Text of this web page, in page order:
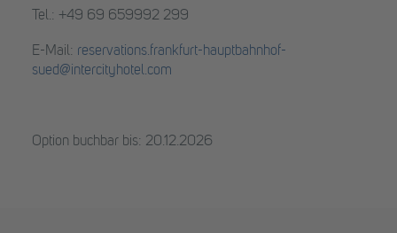
Tel.: +49 69 659992 299
E-Mail: reservations.frankfurt-hauptbahnhof-
sued@intercityhotel.com
Option buchbar bis: 20.12.2026